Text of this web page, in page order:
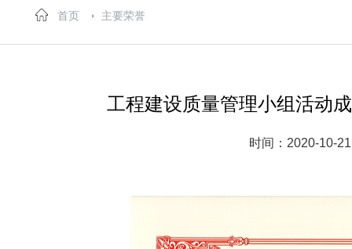
首页 主要荣誉
工程建设质量管理小组活动
时间：2020-10-21